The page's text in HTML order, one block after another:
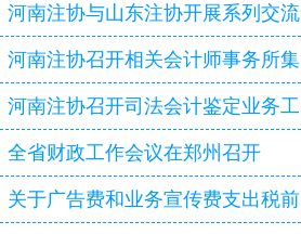
审计造假等行业突出问题
河南注协与山东注协开展系列交流
活动
河南注协召开相关会计师事务所集
体约谈会
河南注协召开司法会计鉴定业务工
作专题研讨会
全省财政工作会议在郑州召开
关于广告费和业务宣传费支出税前